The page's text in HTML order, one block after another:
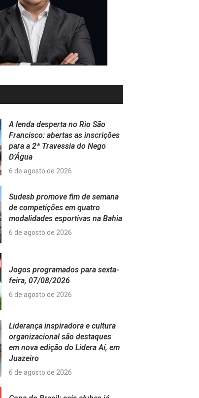
A lenda desperta no Rio São
Francisco: abertas as inscrições
para a 2ª Travessia do Nego
D’Água
6 de agosto de 2026
Sudesb promove fim de semana
de competições em quatro
modalidades esportivas na Bahia
6 de agosto de 2026
Jogos programados para sexta-
feira, 07/08/2026
6 de agosto de 2026
Liderança inspiradora e cultura
organizacional são destaques
em nova edição do Lidera Aí, em
Juazeiro
6 de agosto de 2026